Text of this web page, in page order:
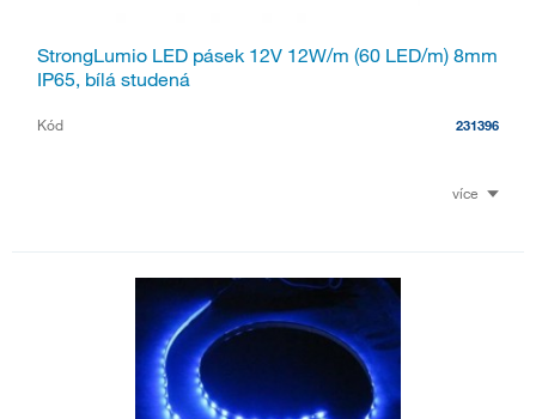
StrongLumio LED pásek 12V 12W/m (60 LED/m) 8mm
IP65, bílá studená
Kód 231396
více